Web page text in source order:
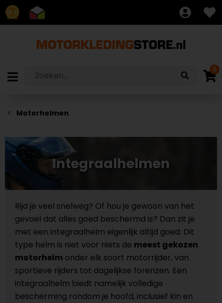
8.7
0
Motorhelmen
Integraalhelmen
Rijd je veel snelweg? Of hou je gewoon van het
gevoel dat alles goed beschermd is? Dan zit je
met een integraalhelm eigenlijk altijd goed. Dit
type helm is niet voor niets de meest gekozen
motorhelm onder elk soort motorrijder, van
sportieve rijders tot dagelijkse forenzen. Een
integraalhelm biedt namelijk volledige
bescherming rondom je hoofd, inclusief kin en